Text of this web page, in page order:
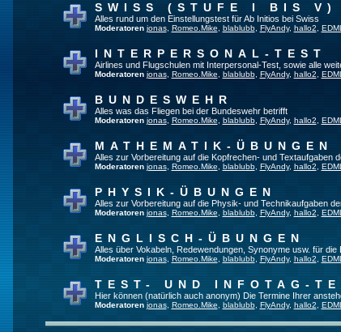
SWISS (STUFE I BIS V)
Alles rund um den Einstellungstest für Ab Initios bei Swiss
Moderatoren jonas, Romeo.Mike blablubb, FlyAndy, hallo2 EDML
INTERPERSONAL-TEST
Airlines und Flugschulen mit Interpersonal-Test, sowie alle
Moderatoren jonas, Romeo.Mike blablubb, FlyAndy, hallo2 EDML
BUNDESWEHR
Alles was das Fliegen bei der Bundeswehr betrifft
Moderatoren jonas, Romeo.Mike blablubb, FlyAndy, hallo2 EDML
MATHEMATIK-ÜBUNGEN
Alles zur Vorbereitung auf die Kopfrechen- und Textaufgaben
Moderatoren jonas, Romeo.Mike blablubb, FlyAndy, hallo2 EDML
PHYSIK-ÜBUNGEN
Alles zur Vorbereitung auf die Physik- und Technikaufgaben
Moderatoren jonas, Romeo.Mike blablubb, FlyAndy, hallo2 EDML
ENGLISCH-ÜBUNGEN
Alles über Vokabeln, Redewendungen, Synonyme usw. für die
Moderatoren jonas, Romeo.Mike blablubb, FlyAndy, hallo2 EDML
TEST- UND INFOTAG-
Hier können (natürlich auch anonym) Die Termine Ihrer
Moderatoren jonas, Romeo.Mike blablubb, FlyAndy, hallo2 EDML